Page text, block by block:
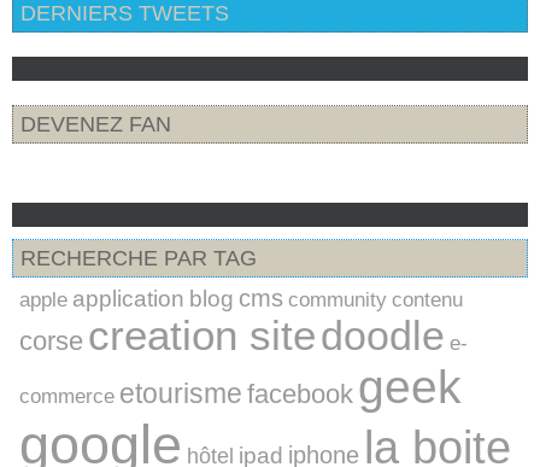
DERNIERS TWEETS
DEVENEZ FAN
RECHERCHE PAR TAG
apple application blog cms community contenu
corse creation sitedoodle e-
commerce etourisme facebook geek
google hôtel ipad iphone la boite